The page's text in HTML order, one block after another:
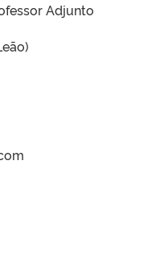
Adjunto